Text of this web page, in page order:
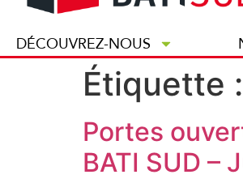
DÉCOUVREZ-NOUS
Étiquette :
Portes
BATI SUD –